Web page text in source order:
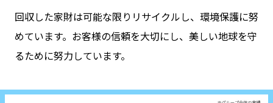
回収した家財は可能な限りリサイクルし、環境保護に努
めています。お客様の信頼を大切にし、美しい地球を守
るために努力しています。